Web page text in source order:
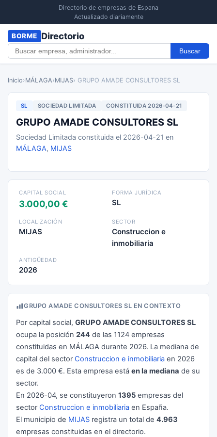
Directorio de empresas de Espana
Actualizado diariamente
BORME Directorio
Buscar
Inicio›MÁLAGA›MIJAS› GRUPO AMADE CONSULTORES SL
SL SOCIEDAD LIMITADA CONSTITUIDA 2026-04-21
GRUPO AMADE CONSULTORES SL
Sociedad Limitada constituida el 2026-04-21 en
MÁLAGA, MIJAS
CAPITAL SOCIAL
3.000,00 €
FORMA JURÍDICA
SL
LOCALIZACIÓN
MIJAS
SECTOR
Construccion e
inmobiliaria
ANTIGÜEDAD
2026
GRUPO AMADE CONSULTORES SL EN CONTEXTO
Por capital social, GRUPO AMADE CONSULTORES SL
ocupa la posición 244 de las 1124 empresas
constituidas en MÁLAGA durante 2026. La mediana de
capital del sector Construccion e inmobiliaria en 2026
es de 3.000 €. Esta empresa está en la mediana de su
sector.
En 2026-04, se constituyeron 1395 empresas del
sector Construccion e inmobiliaria en España.
El municipio de MIJAS registra un total de 4.963
empresas constituidas en el directorio.